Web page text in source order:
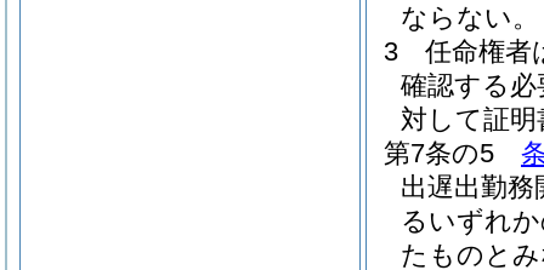
ならない。
3
任命権者
確認する
対して証
第7条の5
出遅出勤
るいずれ
たものと